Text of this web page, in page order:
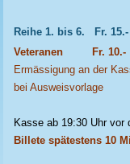
Reihe 1. bis 6. Fr.
Veteranen Fr. 10.-
Ermässigung an der
bei Ausweisvorlage
Kasse ab 19:30 Uhr vor
Billete spätestens 10